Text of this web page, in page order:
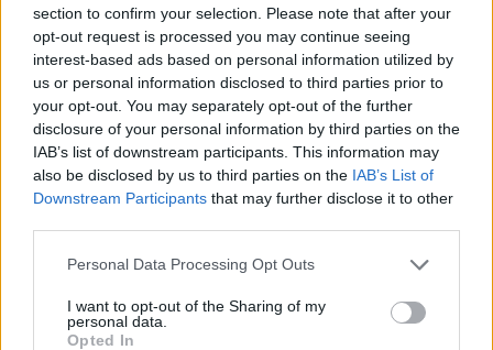
section to confirm your selection. Please note that after your
opt-out request is processed you may continue seeing
interest-based ads based on personal information utilized by
us or personal information disclosed to third parties prior to
your opt-out. You may separately opt-out of the further
disclosure of your personal information by third parties on the
IAB’s list of downstream participants. This information may
also be disclosed by us to third parties on the IAB’s List of
Downstream Participants that may further disclose it to other
Personal Data Processing Opt Outs
I want to opt-out of the Sharing of my
personal data.
Opted In